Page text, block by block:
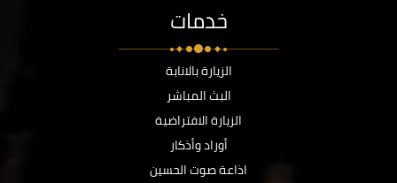
خدمات
الزيارة بالانابة
البث المباشر
الزيارة الافتراضية
أوراد وأذكار
اذاعة صوت الحسين